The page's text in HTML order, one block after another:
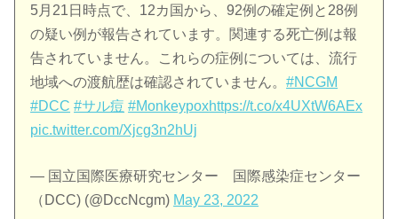
5月21日時点で、12カ国から、92例の確定例と28例
の疑い例が報告されています。関連する死亡例は報
告されていません。これらの症例については、流行
地域への渡航歴は確認されていません。#NCGM
#DCC #サル痘 #Monkeypoxhttps://t.co/x4UXtW6AEx
pic.twitter.com/Xjcg3n2hUj
— 国立国際医療研究センター 国際感染症センター
（DCC) (@DccNcgm) May 23, 2022